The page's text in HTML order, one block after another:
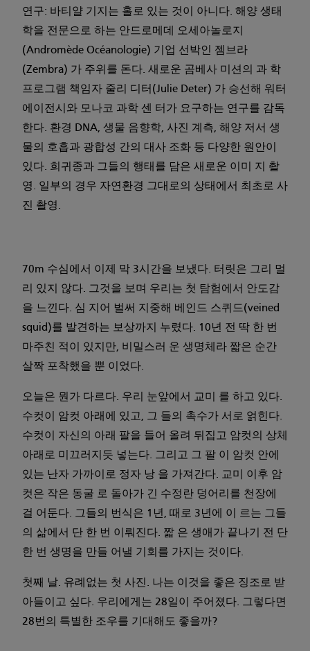
연구: 바티얄 기지는 홀로 있는 것이 아니다. 해양 생태
학을 전문으로 하는 안드로메데 오세아놀로지
(Andromède Océanologie) 기업 선박인 젬브라
(Zembra) 가 주위를 돈다. 새로운 곰베사 미션의 과 학
프로그램 책임자 줄리 디터(Julie Deter) 가 승선해 워터
에이전시와 모나코 과학 센 터가 요구하는 연구를 감독
한다. 환경 DNA, 생물 음향학, 사진 계측, 해양 저서 생
물의 호흡과 광합성 간의 대사 조화 등 다양한 원안이
있다. 희귀종과 그들의 행태를 담은 새로운 이미 지 촬
영. 일부의 경우 자연환경 그대로의 상태에서 최초로 사
진 촬영.
70m 수심에서 이제 막 3시간을 보냈다. 터릿은 그리 멀
리 있지 않다. 그것을 보며 우리는 첫 탐험에서 안도감
을 느낀다. 심 지어 벌써 지중해 베인드 스퀴드(veined
squid)를 발견하는 보상까지 누렸다. 10년 전 딱 한 번
마주친 적이 있지만, 비밀스러 운 생명체라 짧은 순간
살짝 포착했을 뿐 이었다.
오늘은 뭔가 다르다. 우리 눈앞에서 교미 를 하고 있다.
수컷이 암컷 아래에 있고, 그 들의 촉수가 서로 얽힌다.
수컷이 자신의 아래 팔을 들어 올려 뒤집고 암컷의 상체
아래로 미끄러지듯 넣는다. 그리고 그 팔 이 암컷 안에
있는 난자 가까이로 정자 낭 을 가져간다. 교미 이후 암
컷은 작은 동굴 로 돌아가 긴 수정란 덩어리를 천장에
걸 어둔다. 그들의 번식은 1년, 때로 3년에 이 르는 그들
의 삶에서 단 한 번 이뤄진다. 짧 은 생애가 끝나기 전 단
한 번 생명을 만들 어낼 기회를 가지는 것이다.
첫째 날. 유례없는 첫 사진. 나는 이것을 좋은 징조로 받
아들이고 싶다. 우리에게는 28일이 주어졌다. 그렇다면
28번의 특별한 조우를 기대해도 좋을까?